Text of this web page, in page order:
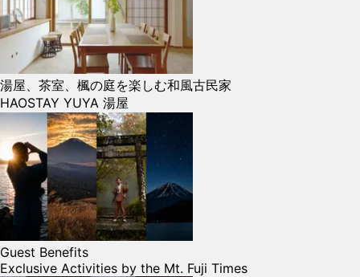
湯屋、茶室、楓の庭を楽しむ和風古民家
HAOSTAY YUYA 湯屋
Guest Benefits
Exclusive Activities by the Mt. Fuji Times